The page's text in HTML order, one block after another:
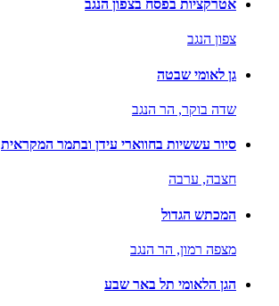
אטרקציות בפסח בצפון הנגב
צפון הנגב
גן לאומי שבטה
שדה בוקר, הר הנגב
סיור עששיות בחווארי עידן ובתמר המקראית
חצבה, ערבה
המכתש הגדול
מצפה רמון, הר הנגב
הגן הלאומי תל באר שבע